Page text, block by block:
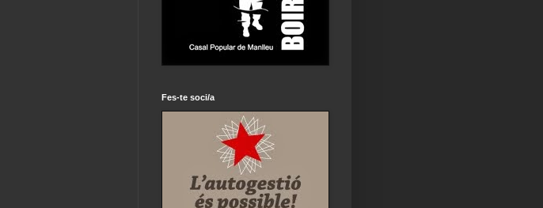
Fes-te soci/a